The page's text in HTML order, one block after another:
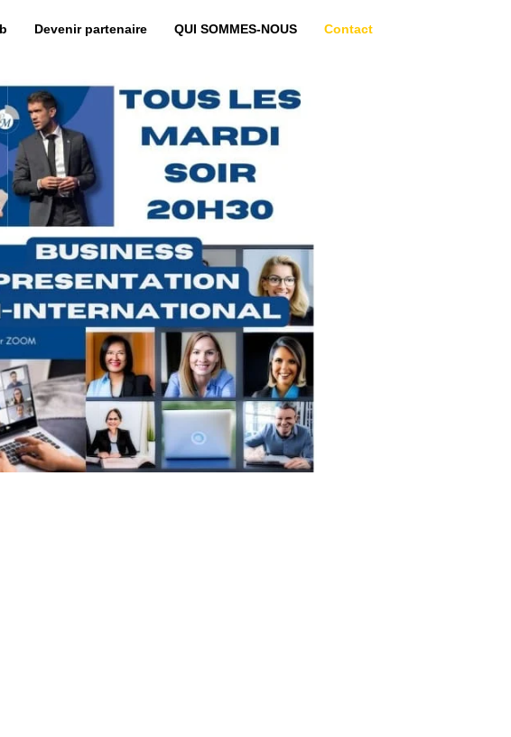
Devenir partenaire QUI SOMMES-NOUS Contact